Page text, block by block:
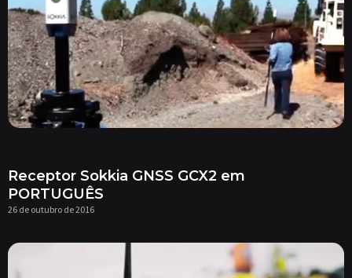
Receptor Sokkia GNSS GCX2 em
PORTUGUÊS
26 de outubro de 2016